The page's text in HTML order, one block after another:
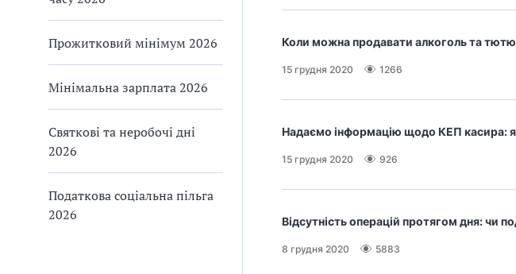
Прожитковий мінімум 2026
Мінімальна зарплата 2026
Святкові та неробочі дні
2026
Податкова соціальна пільга
2026
Коли можна продавати алкоголь та
15 грудня 2020 1266
Надаємо інформацію щодо КЕП касира:
15 грудня 2020 926
Відсутність операцій протягом дня: чи
8 грудня 2020 5883